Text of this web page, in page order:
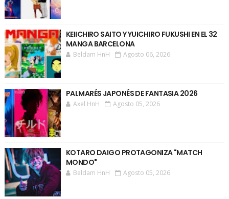
KEIICHIRO SAITO Y YUICHIRO FUKUSHI EN EL 32
MANGA BARCELONA
Beldam HnH Agosto 06, 2026
PALMARÉS JAPONÉS DE FANTASIA 2026
Axel HnH Agosto 05, 2026
KOTARO DAIGO PROTAGONIZA "MATCH
MONDO"
Beldam HnH Agosto 05, 2026